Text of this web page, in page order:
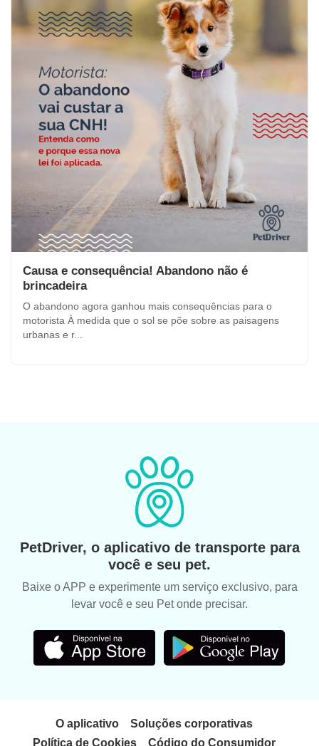
Causa e consequência! Abandono não é
brincadeira
O abandono agora ganhou mais consequências para o
motorista À medida que o sol se põe sobre as paisagens
urbanas e r...
PetDriver, o aplicativo de transporte para
você e seu pet.
Baixe o APP e experimente um serviço exclusivo, para
levar você e seu Pet onde precisar.
O aplicativo
Soluções corporativas
Política de Cookies
Código do Consumidor